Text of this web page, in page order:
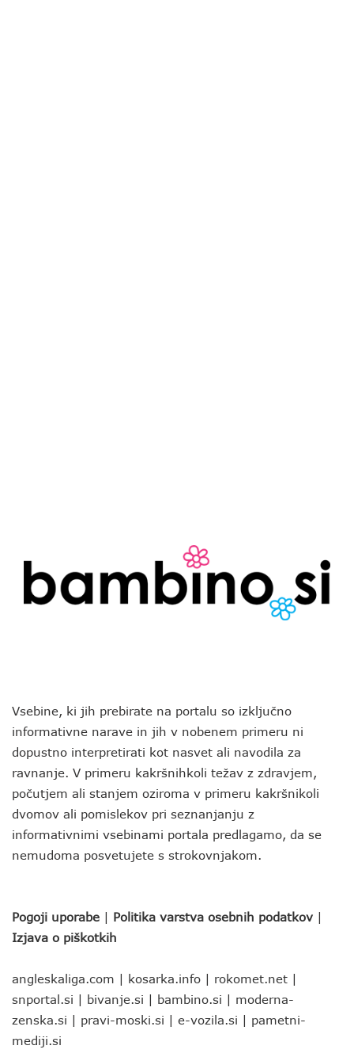
Vsebine, ki jih prebirate na portalu so izključno
informativne narave in jih v nobenem primeru ni
dopustno interpretirati kot nasvet ali navodila za
ravnanje. V primeru kakršnihkoli težav z zdravjem,
počutjem ali stanjem oziroma v primeru kakršnikoli
dvomov ali pomislekov pri seznanjanju z
informativnimi vsebinami portala predlagamo, da se
nemudoma posvetujete s strokovnjakom.
Pogoji uporabe | Politika varstva osebnih podatkov |
Izjava o piškotkih
angleskaliga.com | kosarka.info | rokomet.net |
snportal.si | bivanje.si | bambino.si | moderna-
zenska.si | pravi-moski.si | e-vozila.si | pametni-
mediji.si